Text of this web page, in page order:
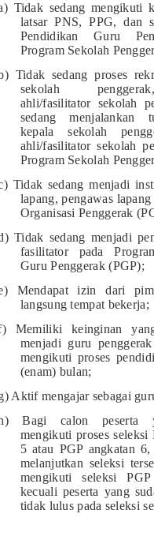
Tidak sedang mengikuti
latsar PNS, PPG, dan
Pendidikan Guru
Program Sekolah
Tidak sedang proses
sekolah
ahli/fasilitator sekolah
sedang menjalankan
kepala sekolah
ahli/fasilitator sekolah
Program Sekolah
Tidak sedang menjadi
lapang, pengawas
Organisasi Penggerak
Tidak sedang menjadi
fasilitator pada
Guru Penggerak (PGP);
Mendapat izin dari
langsung tempat bekerja;
Memiliki keinginan
menjadi guru
mengikuti proses
(enam) bulan;
Aktif mengajar sebagai
Bagi calon peserta
mengikuti proses seleksi
5 atau PGP angkatan
melanjutkan seleksi
mengikuti seleksi
kecuali peserta yang
tidak lulus pada seleksi